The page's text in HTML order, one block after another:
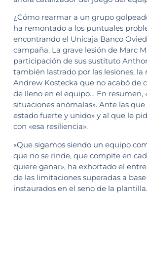
¿Cómo rearmar a un grupo
ha remontado a los puntuales
encontrando el Unicaja Banco
campaña. La grave lesión de Marc
participación de sus sustituto
también lastrado por las lesiones, la
Andrew Kostecka que no acabó de
de lleno en el equipo… En resumen,
situaciones anómalas». Ante las
estado fuerte y unido» y al que le
con «esa resiliencia».
«Que sigamos siendo un equipo
que no se rinde, que compite en
quiere ganar», ha exhortado el
de las limitaciones superadas a base
instaurados en el seno de la plantilla.